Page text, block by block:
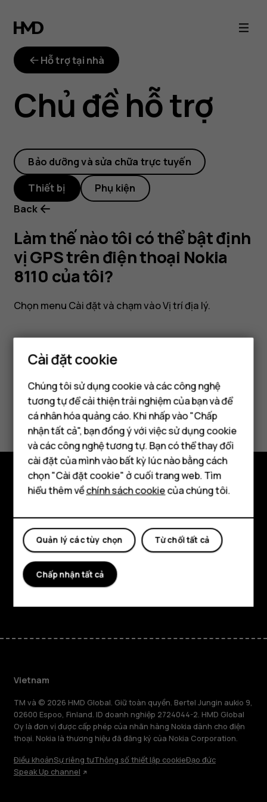
Làm
thế
nào
tôi
có
thể
bật
định
vị
GPS
trên
điện
thoại
Nokia
8110
của
tôi?
Điện thoại thông minh
Điện thoại phổ thông
Máy tính bảng
Hỗ trợ tại nhà
Chủ đề hỗ trợ
Bảo dưỡng và sửa chữa trực tuyến
Thiết bị
Phụ kiện
Back
Làm thế nào tôi có thể bật định
vị GPS trên điện thoại Nokia
8110 của tôi?
Chọn menu Cài đặtvà chạm vàoVị trí địa lý.
Bạn tìm được thông tin hữu ích không?
Có Không
Khám phá
Giới thiệu
Planet and people
Hỗ trợ
Vietnam
TM và © 2026 HMD Global. Giữ toàn quyền. Bertel Jungin aukio 9,
02600 Espoo, Finland. ID doanh nghiệp 2724044-2. HMD Global
Oy là đơn vị được cấp phép của nhãn hàng Nokia dành cho điện
thoại. Nokia là thương hiệu đã đăng ký của Nokia Corporation.
Điều khoảnSự riêng tưThông số thiết lập cookieĐạo đức
Speak Up channel
Cài đặt cookie
Chúng tôi sử dụng cookie và các công nghệ
tương tự để cải thiện trải nghiệm của bạn và để
cá nhân hóa quảng cáo. Khi nhấp vào "Chấp
nhận tất cả", bạn đồng ý với việc sử dụng cookie
và các công nghệ tương tự. Bạn có thể thay đổi
cài đặt của mình vào bất kỳ lúc nào bằng cách
chọn "Cài đặt cookie" ở cuối trang web. Tìm
hiểu thêm vềchính sách cookiecủa chúng tôi.
Từ chối tất cả
Quản lý các tùy chọn
Chấp nhận tất cả